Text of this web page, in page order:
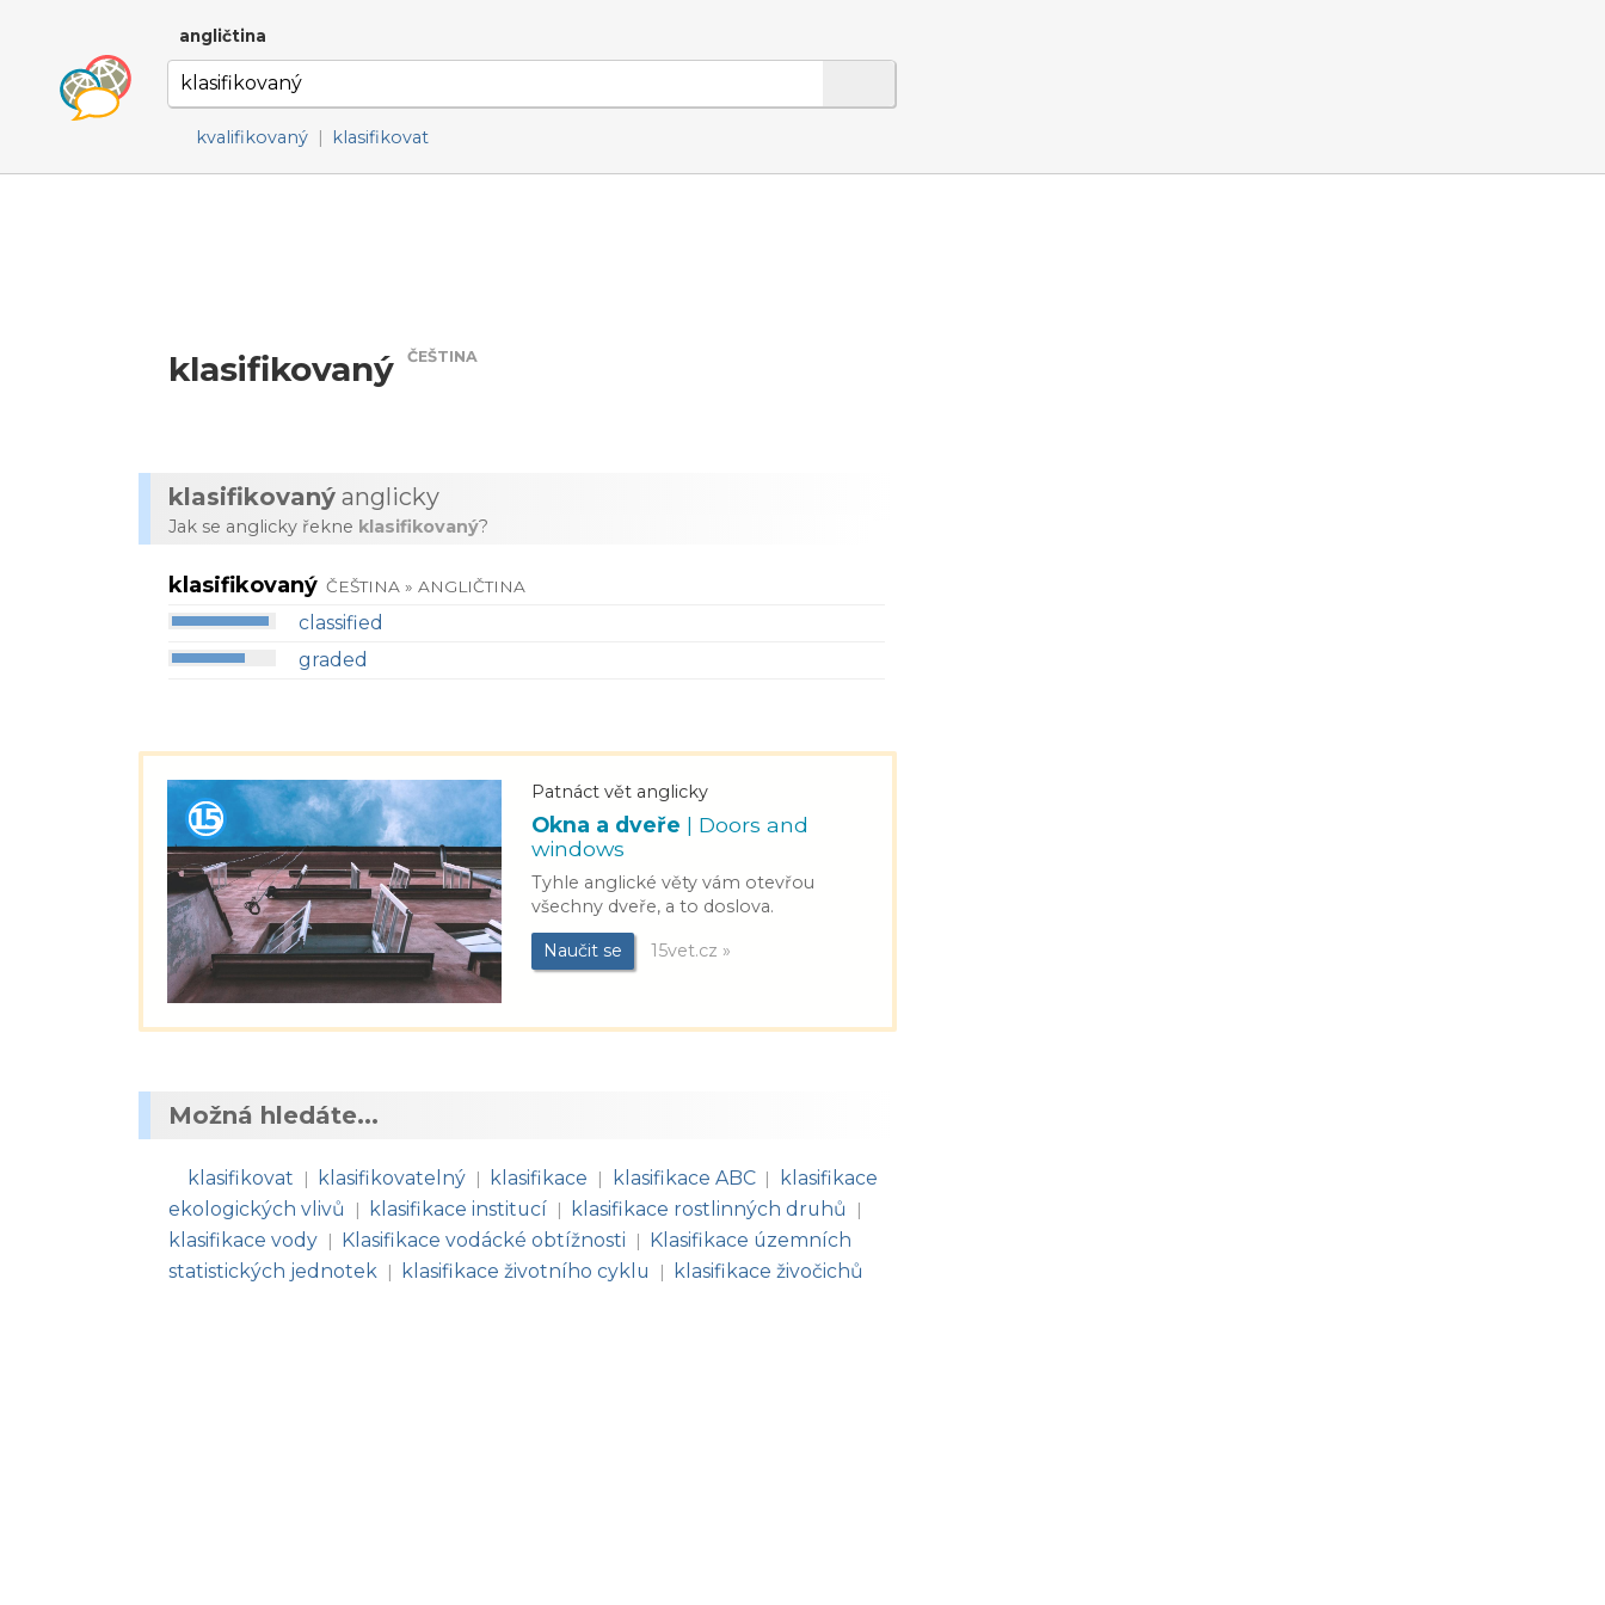
angličtina
kvalifikovaný | klasifikovat
klasifikovaný ČEŠTINA
klasifikovaný anglicky
Jak se anglicky řekne klasifikovaný?
klasifikovaný ČEŠTINA » ANGLIČTINA
classified
graded
Patnáct vět anglicky
Okna a dveře | Doors and
windows
Tyhle anglické věty vám otevřou
všechny dveře, a to doslova.
Naučit se 15vet.cz »
Možná hledáte...
klasifikovat | klasifikovatelný | klasifikace | klasifikace ABC |
klasifikace
ekologických vlivů
| klasifikace institucí | klasifikace rostlinných druhů |
klasifikace vody | Klasifikace vodácké obtížnosti | Klasifikace územních
statistických jednotek
| klasifikace životního cyklu | klasifikace živočichů